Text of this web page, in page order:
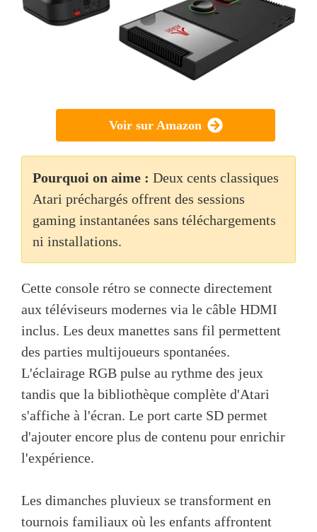
Voir sur Amazon
Pourquoi on aime : Deux cents classiques
Atari préchargés offrent des sessions
gaming instantanées sans téléchargements
ni installations.
Cette console rétro se connecte directement
aux téléviseurs modernes via le câble HDMI
inclus. Les deux manettes sans fil permettent
des parties multijoueurs spontanées.
L'éclairage RGB pulse au rythme des jeux
tandis que la bibliothèque complète d'Atari
s'affiche à l'écran. Le port carte SD permet
d'ajouter encore plus de contenu pour enrichir
l'expérience.
Les dimanches pluvieux se transforment en
tournois familiaux où les enfants affrontent